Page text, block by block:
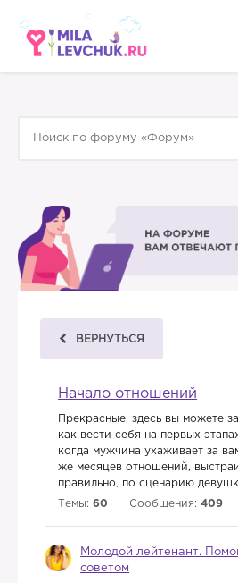
ВЕРНУТЬСЯ
Начало отношений
Прекрасные, здесь вы можете
как вести себя на первых
когда мужчина ухаживает за
же месяцев отношений,
правильно, по сценарию
Темы: 60 Сообщения: 409
Молодой лейтенант.
советом